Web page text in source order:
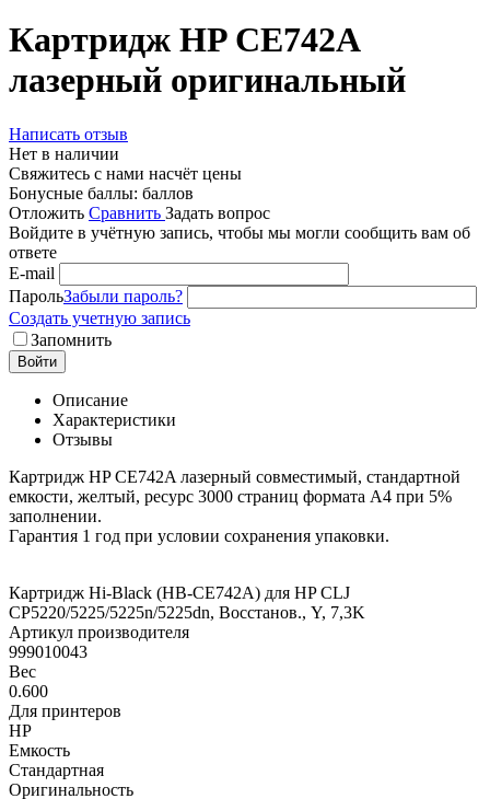
Картридж HP CE742A
лазерный оригинальный
Написать отзыв
Нет в наличии
Свяжитесь с нами насчёт цены
Бонусные баллы: баллов
Отложить Сравнить Задать вопрос
Войдите в учётную запись, чтобы мы могли сообщить вам об
ответе
E-mail
ПарольЗабыли пароль?
Создать учетную запись
Запомнить
Войти
Описание
Характеристики
Отзывы
Картридж HP CE742A лазерный совместимый, стандартной
емкости, желтый, ресурс 3000 страниц формата А4 при 5%
заполнении.
Гарантия 1 год при условии сохранения упаковки.
Картридж Hi-Black (HB-CE742A) для HP CLJ
CP5220/5225/5225n/5225dn, Восстанов., Y, 7,3K
Артикул производителя
999010043
Вес
0.600
Для принтеров
HP
Емкость
Стандартная
Оригинальность